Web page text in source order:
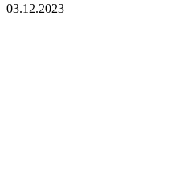
03.12.2023